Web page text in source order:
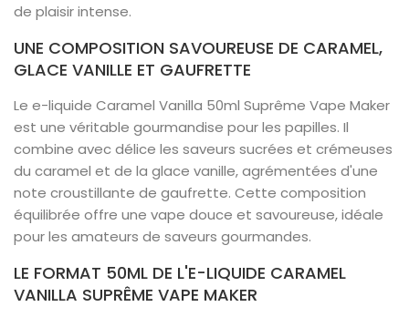
de plaisir intense.
UNE COMPOSITION SAVOUREUSE DE CARAMEL,
GLACE VANILLE ET GAUFRETTE
Le e-liquide Caramel Vanilla 50ml Suprême Vape Maker
est une véritable gourmandise pour les papilles. Il
combine avec délice les saveurs sucrées et crémeuses
du caramel et de la glace vanille, agrémentées d'une
note croustillante de gaufrette. Cette composition
équilibrée offre une vape douce et savoureuse, idéale
pour les amateurs de saveurs gourmandes.
LE FORMAT 50ML DE L'E-LIQUIDE CARAMEL
VANILLA SUPRÊME VAPE MAKER